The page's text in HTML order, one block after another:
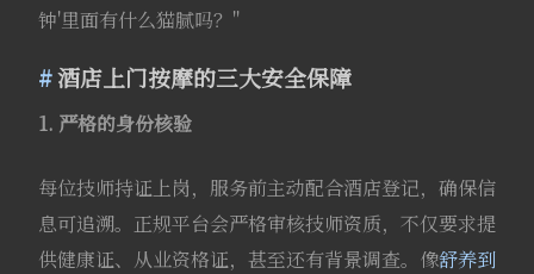
钟'里面有什么猫腻吗？"
酒店上门按摩的三大安全保障
1. 严格的身份核验
每位技师持证上岗，服务前主动配合酒店登记，确保信
息可追溯。正规平台会严格审核技师资质，不仅要求提
供健康证、从业资格证，甚至还有背景调查。像舒养到